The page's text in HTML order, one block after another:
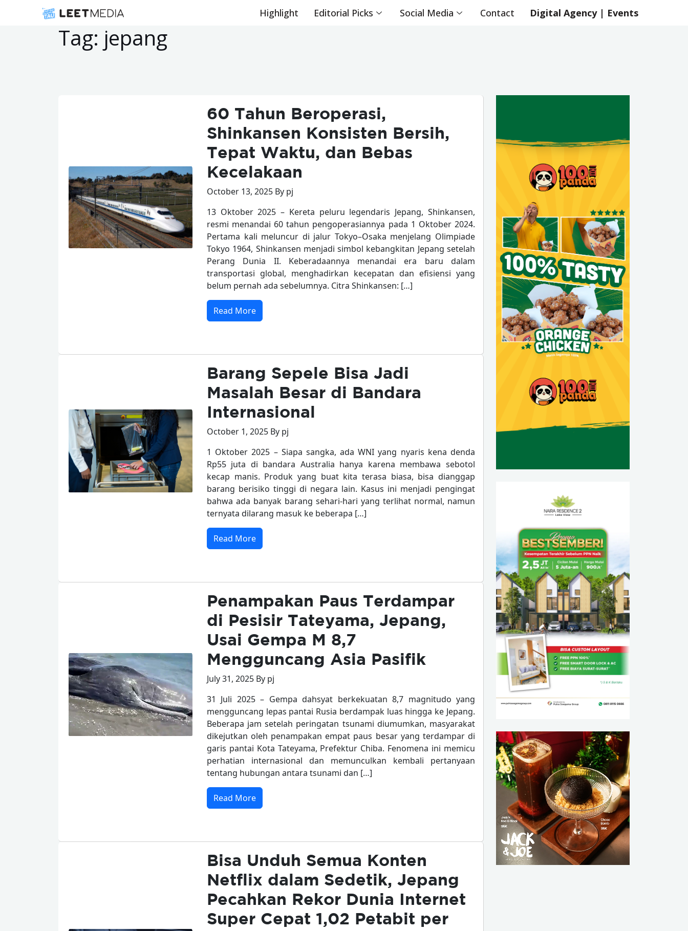
Highlight Editorial Picks Social Media Contact Digital Agency | Events
Tag: jepang
60 Tahun Beroperasi,
Shinkansen Konsisten Bersih,
Tepat Waktu, dan Bebas
Kecelakaan
October 13, 2025 By pj
13 Oktober 2025 – Kereta peluru legendaris Jepang, Shinkansen,
resmi menandai 60 tahun pengoperasiannya pada 1 Oktober 2024.
Pertama kali meluncur di jalur Tokyo–Osaka menjelang Olimpiade
Tokyo 1964, Shinkansen menjadi simbol kebangkitan Jepang setelah
Perang Dunia II. Keberadaannya menandai era baru dalam
transportasi global, menghadirkan kecepatan dan efisiensi yang
belum pernah ada sebelumnya. Citra Shinkansen: […]
Read More
Barang Sepele Bisa Jadi
Masalah Besar di Bandara
Internasional
October 1, 2025 By pj
1 Oktober 2025 – Siapa sangka, ada WNI yang nyaris kena denda
Rp55 juta di bandara Australia hanya karena membawa sebotol
kecap manis. Produk yang buat kita terasa biasa, bisa dianggap
barang berisiko tinggi di negara lain. Kasus ini menjadi pengingat
bahwa ada banyak barang sehari-hari yang terlihat normal, namun
ternyata dilarang masuk ke beberapa […]
Read More
Penampakan Paus Terdampar
di Pesisir Tateyama, Jepang,
Usai Gempa M 8,7
Mengguncang Asia Pasifik
July 31, 2025 By pj
31 Juli 2025 – Gempa dahsyat berkekuatan 8,7 magnitudo yang
mengguncang lepas pantai Rusia berdampak luas hingga ke Jepang.
Beberapa jam setelah peringatan tsunami diumumkan, masyarakat
dikejutkan oleh penampakan empat paus besar yang terdampar di
garis pantai Kota Tateyama, Prefektur Chiba. Fenomena ini memicu
perhatian internasional dan memunculkan kembali pertanyaan
tentang hubungan antara tsunami dan […]
Read More
Bisa Unduh Semua Konten
Netflix dalam Sedetik, Jepang
Pecahkan Rekor Dunia Internet
Super Cepat 1,02 Petabit per
pagination